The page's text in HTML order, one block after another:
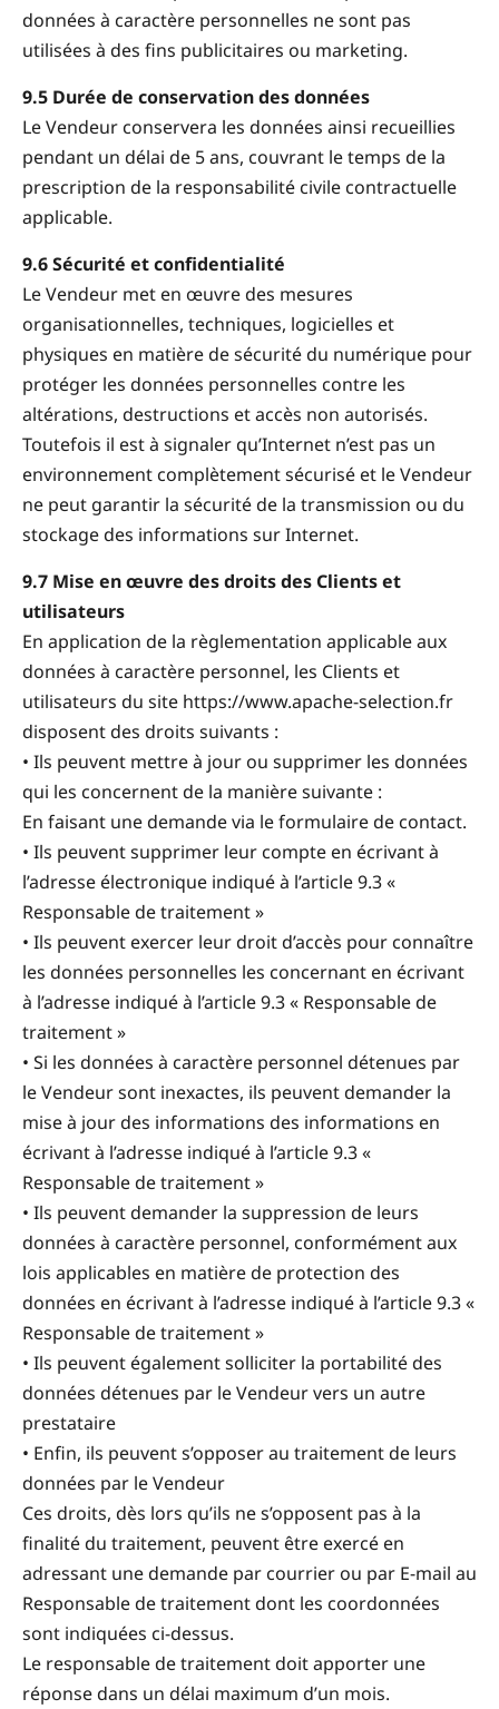
données à caractère personnelles ne sont pas
utilisées à des fins publicitaires ou marketing.
9.5 Durée de conservation des données
Le Vendeur conservera les données ainsi recueillies
pendant un délai de 5 ans, couvrant le temps de la
prescription de la responsabilité civile contractuelle
applicable.
9.6 Sécurité et confidentialité
Le Vendeur met en œuvre des mesures
organisationnelles, techniques, logicielles et
physiques en matière de sécurité du numérique pour
protéger les données personnelles contre les
altérations, destructions et accès non autorisés.
Toutefois il est à signaler qu’Internet n’est pas un
environnement complètement sécurisé et le Vendeur
ne peut garantir la sécurité de la transmission ou du
stockage des informations sur Internet.
9.7 Mise en œuvre des droits des Clients et
utilisateurs
En application de la règlementation applicable aux
données à caractère personnel, les Clients et
utilisateurs du site https://www.apache-selection.fr
disposent des droits suivants :
• Ils peuvent mettre à jour ou supprimer les données
qui les concernent de la manière suivante :
En faisant une demande via le formulaire de contact.
• Ils peuvent supprimer leur compte en écrivant à
l’adresse électronique indiqué à l’article 9.3 «
Responsable de traitement »
• Ils peuvent exercer leur droit d’accès pour connaître
les données personnelles les concernant en écrivant
à l’adresse indiqué à l’article 9.3 « Responsable de
traitement »
• Si les données à caractère personnel détenues par
le Vendeur sont inexactes, ils peuvent demander la
mise à jour des informations des informations en
écrivant à l’adresse indiqué à l’article 9.3 «
Responsable de traitement »
• Ils peuvent demander la suppression de leurs
données à caractère personnel, conformément aux
lois applicables en matière de protection des
données en écrivant à l’adresse indiqué à l’article 9.3 «
Responsable de traitement »
• Ils peuvent également solliciter la portabilité des
données détenues par le Vendeur vers un autre
prestataire
• Enfin, ils peuvent s’opposer au traitement de leurs
données par le Vendeur
Ces droits, dès lors qu’ils ne s’opposent pas à la
finalité du traitement, peuvent être exercé en
adressant une demande par courrier ou par E-mail au
Responsable de traitement dont les coordonnées
sont indiquées ci-dessus.
Le responsable de traitement doit apporter une
réponse dans un délai maximum d’un mois.